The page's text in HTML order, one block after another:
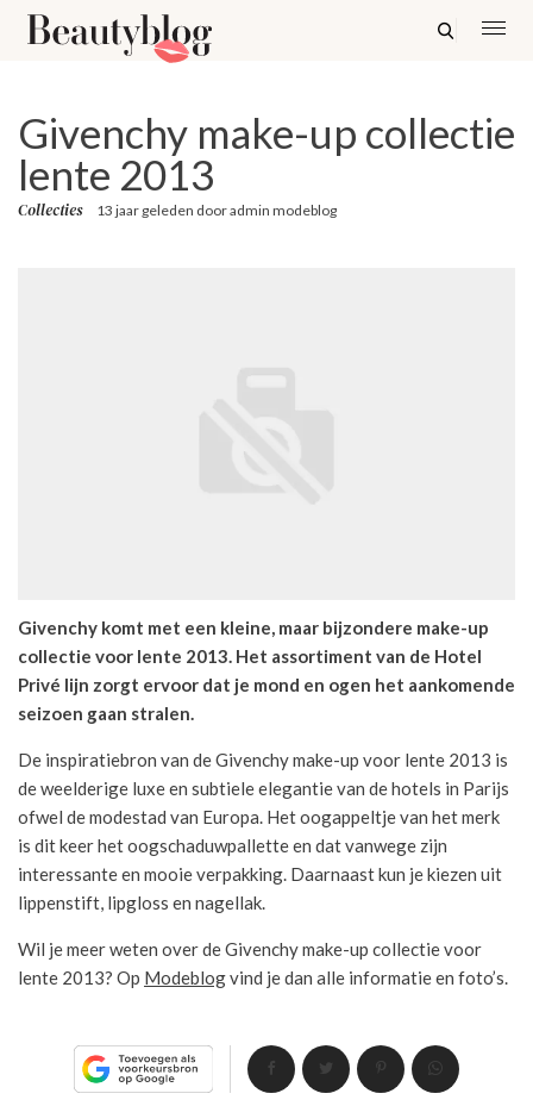
Givenchy make-up collectie
lente 2013
Collecties 13 jaar geleden dooradmin modeblog
Givenchy komt met een kleine, maar bijzondere make-up
collectie voor lente 2013. Het assortiment van de Hotel
Privé lijn zorgt ervoor dat je mond en ogen het aankomende
seizoen gaan stralen.
De inspiratiebron van de Givenchy make-up voor lente 2013 is
de weelderige luxe en subtiele elegantie van de hotels in Parijs
ofwel de modestad van Europa. Het oogappeltje van het merk
is dit keer het oogschaduwpallette en dat vanwege zijn
interessante en mooie verpakking. Daarnaast kun je kiezen uit
lippenstift, lipgloss en nagellak.
Wil je meer weten over de Givenchy make-up collectie voor
lente 2013? Op Modeblogvind je dan alle informatie en foto’s.